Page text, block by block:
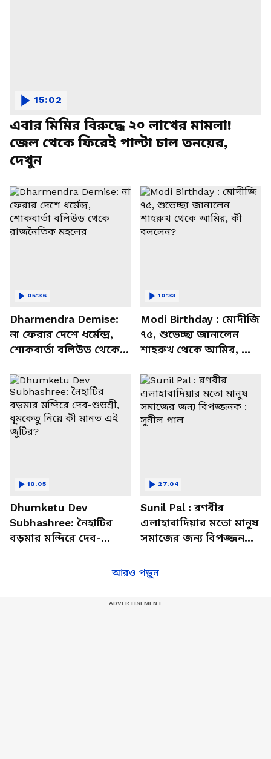
এবার মিমির বিরুদ্ধে ২০ লাখের মামলা!
জেল থেকে ফিরেই পাল্টা চাল তনয়ের,
দেখুন
15:02
Dharmendra Demise:
না ফেরার দেশে ধর্মেন্দ্র,
শোকবার্তা বলিউড থেকে
05:36
Modi Birthday : মোদীজি
৭৫, শুভেচ্ছা জানালেন
শাহরুখ থেকে আমির, কী
10:33
Dhumketu Dev
Subhashree: নৈহাটির
বড়মার মন্দিরে দেব-
10:05
Sunil Pal : রণবীর
এলাহাবাদিয়ার মতো মানুষ
সমাজের জন্য বিপজ্জনক :
27:04
আরও পড়ুন